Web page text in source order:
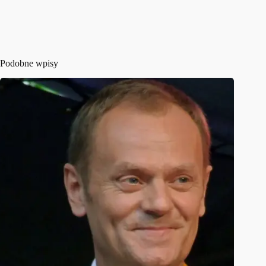
Podobne wpisy